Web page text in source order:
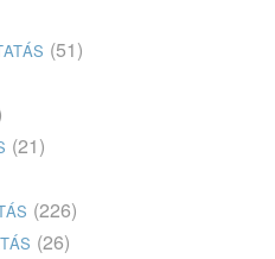
(51)
(21)
(226)
(26)